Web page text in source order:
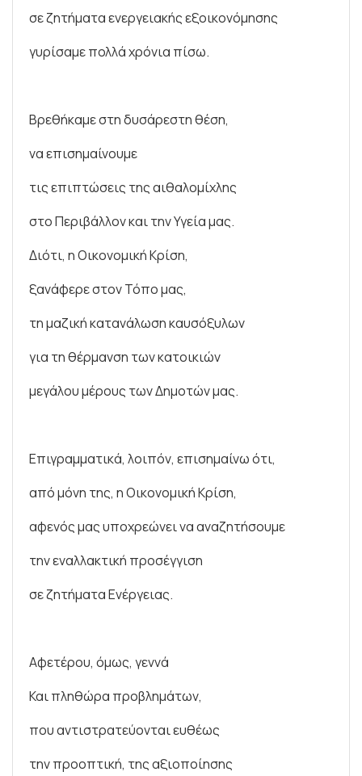
σε ζητήματα ενεργειακής εξοικονόμησης
γυρίσαμε πολλά χρόνια πίσω.
Βρεθήκαμε στη δυσάρεστη θέση,
να επισημαίνουμε
τις επιπτώσεις της αιθαλομίχλης
στο Περιβάλλον και την Υγεία μας.
Διότι, η Οικονομική Κρίση,
ξανάφερε στον Τόπο μας,
τη μαζική κατανάλωση καυσόξυλων
για τη θέρμανση των κατοικιών
μεγάλου μέρους των Δημοτών μας.
Επιγραμματικά, λοιπόν, επισημαίνω ότι,
από μόνη της, η Οικονομική Κρίση,
αφενός μας υποχρεώνει να αναζητήσουμε
την εναλλακτική προσέγγιση
σε ζητήματα Ενέργειας.
Αφετέρου, όμως, γεννά
Και πληθώρα προβλημάτων,
που αντιστρατεύονται ευθέως
την προοπτική, της αξιοποίησης